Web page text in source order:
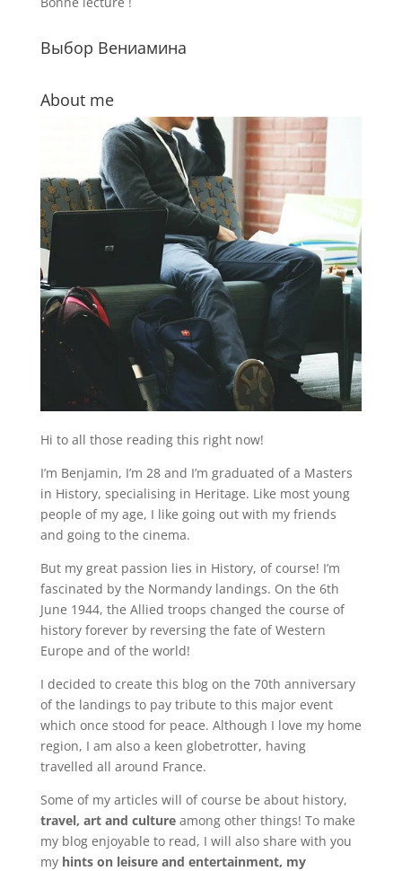
Выбор Вениамина
About me
Hi to all those reading this right now!
I’m Benjamin, I’m 28 and I’m graduated of a Masters
in History, specialising in Heritage. Like most young
people of my age, I like going out with my friends
and going to the cinema.
But my great passion lies in History, of course! I’m
fascinated by the Normandy landings. On the 6th
June 1944, the Allied troops changed the course of
history forever by reversing the fate of Western
Europe and of the world!
I decided to create this blog on the 70th anniversary
of the landings to pay tribute to this major event
which once stood for peace. Although I love my home
region, I am also a keen globetrotter, having
travelled all around France.
Some of my articles will of course be about history,
travel, art and cultureamong other things! To make
my blog enjoyable to read, I will also share with you
my hints on leisure and entertainment, my